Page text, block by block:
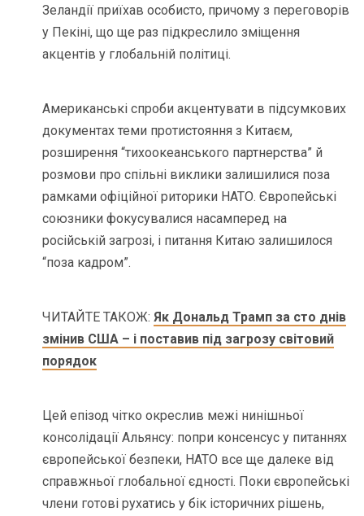
Зеландії приїхав особисто, причому з переговорів
у Пекіні, що ще раз підкреслило зміщення
акцентів у глобальній політиці.
Американські спроби акцентувати в підсумкових
документах теми протистояння з Китаєм,
розширення “тихоокеанського партнерства” й
розмови про спільні виклики залишилися поза
рамками офіційної риторики НАТО. Європейські
союзники фокусувалися насамперед на
російській загрозі, і питання Китаю залишилося
“поза кадром”.
ЧИТАЙТЕ ТАКОЖ: Як Дональд Трамп за сто днів
змінив США – і поставив під загрозу світовий
порядок
Цей епізод чітко окреслив межі нинішньої
консолідації Альянсу: попри консенсус у питаннях
європейської безпеки, НАТО все ще далеке від
справжньої глобальної єдності. Поки європейські
члени готові рухатись у бік історичних рішень,